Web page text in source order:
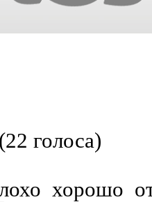
голоса)
хорошо